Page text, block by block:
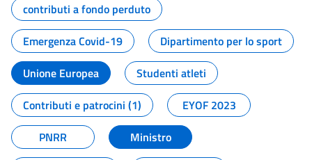
contributi a fondo perduto
Emergenza Covid-19
Dipartimento per lo sport
Unione Europea
Studenti atleti
Contributi e patrocini (1)
EYOF 2023
PNRR
Ministro